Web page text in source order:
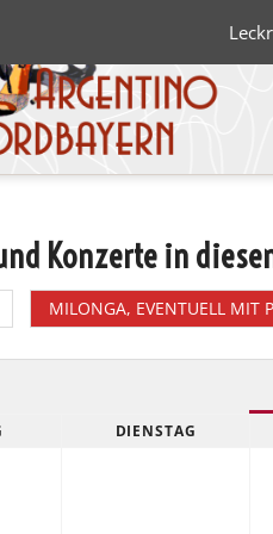
Blanco y
Negro
Konzerte in
MILONGA, EVENTUELL MIT
DIENSTAG